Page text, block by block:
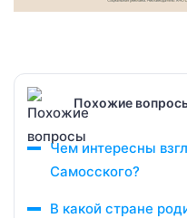
Похожие
Чем интересны
Самосского?
В какой стране